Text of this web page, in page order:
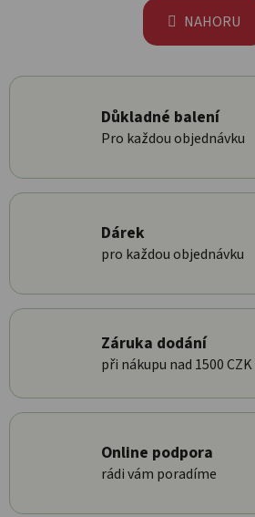
NAHORU
Důkladné balení
Pro každou objednávku
Dárek
pro každou objednávku
Záruka dodání
při nákupu nad 1500 CZK
Online podpora
rádi vám poradíme